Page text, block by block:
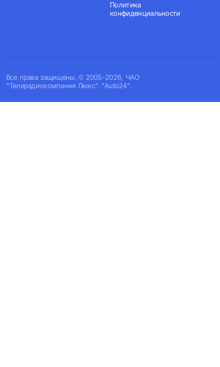
Все права защищены. © 2005-2026, ЧАО
"Телерадиокомпания Люкс". "Auto24".
Политика
конфиденциальности